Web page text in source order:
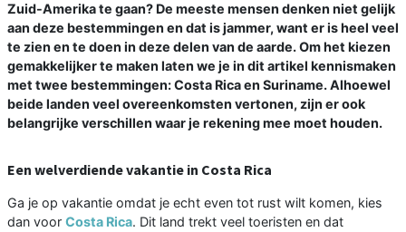
Zuid-Amerika te gaan? De meeste mensen denken niet gelijk
aan deze bestemmingen en dat is jammer, want er is heel veel
te zien en te doen in deze delen van de aarde. Om het kiezen
gemakkelijker te maken laten we je in dit artikel kennismaken
met twee bestemmingen: Costa Rica en Suriname. Alhoewel
beide landen veel overeenkomsten vertonen, zijn er ook
belangrijke verschillen waar je rekening mee moet houden.
Een welverdiende vakantie in Costa Rica
Ga je op vakantie omdat je echt even tot rust wilt komen, kies
dan voor Costa Rica. Dit land trekt veel toeristen en dat